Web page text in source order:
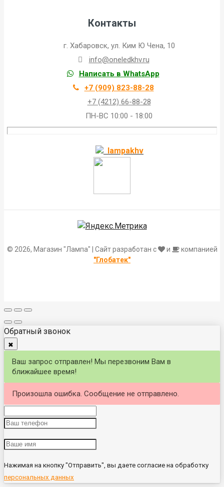
Контакты
г. Хабаровск, ул. Ким Ю Чена, 10
info@oneledkhv.ru
Написать в WhatsApp
+7 (909) 823-88-28
+7 (4212) 66-88-28
ПН-ВС 10:00 - 18:00
lampakhv
© 2026, Магазин "Лампа" | Сайт разработан с и
компанией
"Глобатек"
Обратный звонок
✖
Ваш запрос отправлен! Мы перезвоним Вам в
ближайшее время!
Произошла ошибка. Сообщение не отправлено.
Нажимая на кнопку "Отправить", вы даете согласие на обработку
персональных данных